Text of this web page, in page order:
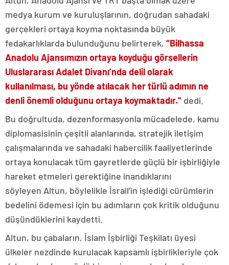
medya kurum ve kuruluşlarının, doğrudan sahadaki
gerçekleri ortaya koyma noktasında büyük
fedakarlıklarda bulunduğunu belirterek, “Bilhassa
Anadolu Ajansımızın ortaya koyduğu görsellerin
Uluslararası Adalet Divanı’nda delil olarak
kullanılması, bu yönde atılacak her türlü adımın ne
denli önemli olduğunu ortaya koymaktadır.” dedi.
Bu doğrultuda, dezenformasyonla mücadelede, kamu
diplomasisinin çeşitli alanlarında, stratejik iletişim
çalışmalarında ve sahadaki habercilik faaliyetlerinde
ortaya konulacak tüm gayretlerde güçlü bir işbirliğiyle
hareket etmeleri gerektiğine inandıklarını
söyleyen Altun, böylelikle İsrail’in işlediği cürümlerin
bedelini ödemesi için bu adımların çok kritik olduğunu
düşündüklerini kaydetti.
Altun, bu çabaların, İslam İşbirliği Teşkilatı üyesi
ülkeler nezdinde kurulacak kapsamlı işbirlikleriyle çok